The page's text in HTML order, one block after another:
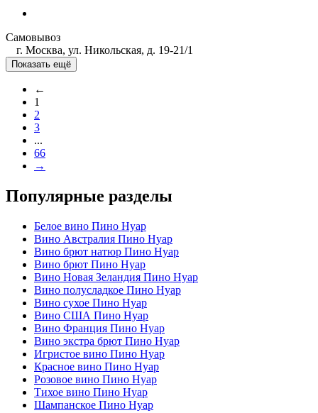
Самовывоз
г. Москва, ул. Никольская, д. 19-21/1
Показать ещё
←
1
2
3
...
66
→
Популярные разделы
Белое вино Пино Нуар
Вино Австралия Пино Нуар
Вино брют натюр Пино Нуар
Вино брют Пино Нуар
Вино Новая Зеландия Пино Нуар
Вино полусладкое Пино Нуар
Вино сухое Пино Нуар
Вино США Пино Нуар
Вино Франция Пино Нуар
Вино экстра брют Пино Нуар
Игристое вино Пино Нуар
Красное вино Пино Нуар
Розовое вино Пино Нуар
Тихое вино Пино Нуар
Шампанское Пино Нуар